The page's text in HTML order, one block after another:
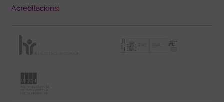
Acreditacions: